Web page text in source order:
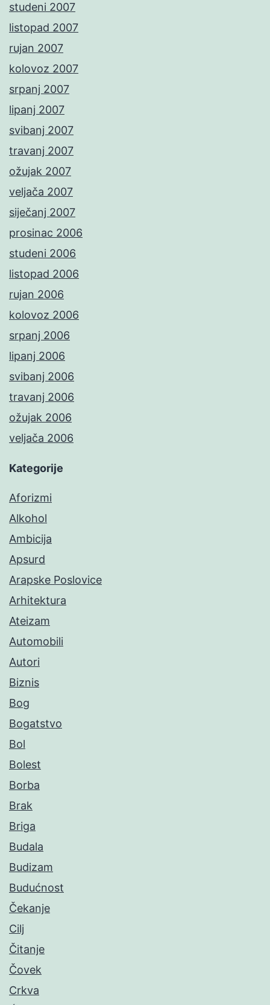
studeni 2007
listopad 2007
rujan 2007
kolovoz 2007
srpanj 2007
lipanj 2007
svibanj 2007
travanj 2007
ožujak 2007
veljača 2007
siječanj 2007
prosinac 2006
studeni 2006
listopad 2006
rujan 2006
kolovoz 2006
srpanj 2006
lipanj 2006
svibanj 2006
travanj 2006
ožujak 2006
veljača 2006
Kategorije
Aforizmi
Alkohol
Ambicija
Apsurd
Arapske Poslovice
Arhitektura
Ateizam
Automobili
Autori
Biznis
Bog
Bogatstvo
Bol
Bolest
Borba
Brak
Briga
Budala
Budizam
Budućnost
Čekanje
Cilj
Čitanje
Čovek
Crkva